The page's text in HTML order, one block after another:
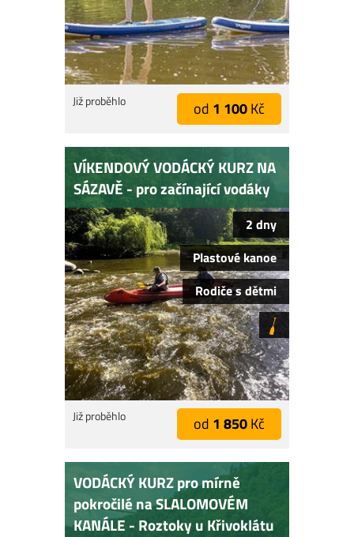
Již proběhlo od 1 100Kč
VÍKENDOVÝ VODÁCKÝ KURZ NA
SÁZAVĚ - pro začínající vodáky
2 dny
Plastové kanoe
Rodiče s dětmi
Již proběhlo od 1 850Kč
VODÁCKÝ KURZ pro mírně
pokročilé na SLALOMOVÉM
KANÁLE - Roztoky u Křivoklátu